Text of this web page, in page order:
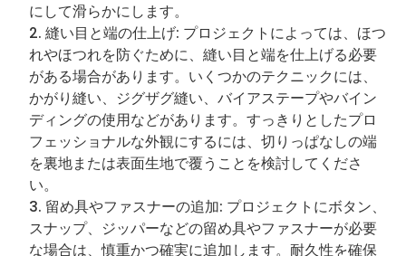
にして滑らかにします。
縫い目と端の仕上げ: プロジェクトによっては、ほつ
れやほつれを防ぐために、縫い目と端を仕上げる必要
がある場合があります。いくつかのテクニックには、
かがり縫い、ジグザグ縫い、バイアステープやバイン
ディングの使用などがあります。すっきりとしたプロ
フェッショナルな外観にするには、切りっぱなしの端
を裏地または表面生地で覆うことを検討してくださ
い。
留め具やファスナーの追加: プロジェクトにボタン、
スナップ、ジッパーなどの留め具やファスナーが必要
な場合は、慎重かつ確実に追加します。耐久性を確保